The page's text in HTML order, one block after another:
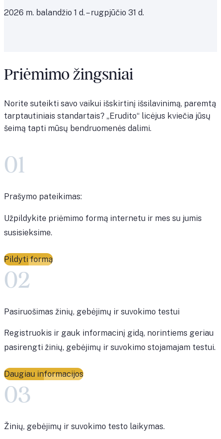
2026 m. balandžio 1 d. – rugpjūčio 31 d.
Priėmimo žingsniai
Norite suteikti savo vaikui išskirtinį išsilavinimą, paremtą
tarptautiniais standartais? „Erudito“ licėjus kviečia jūsų
šeimą tapti mūsų bendruomenės dalimi.
01
Prašymo pateikimas:
Užpildykite priėmimo formą internetu ir mes su jumis
susisieksime.
Pildyti formą
02
Pasiruošimas žinių, gebėjimų ir suvokimo testui
Registruokis ir gauk informacinį gidą, norintiems geriau
pasirengti žinių, gebėjimų ir suvokimo stojamajam testui.
Daugiau informacijos
03
Žinių, gebėjimų ir suvokimo testo laikymas.